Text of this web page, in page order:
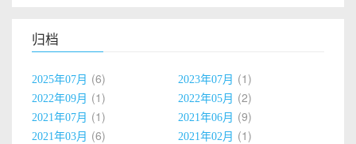
归档
2025年07月 6 2023年07月 1
2022年09月 1 2022年05月 2
2021年07月 1 2021年06月 9
2021年03月 6 2021年02月 1